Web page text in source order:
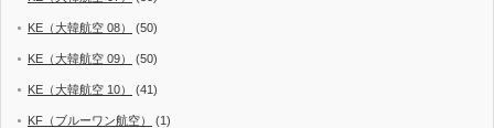
KE（大韓航空 08） (50)
KE（大韓航空 09） (50)
KE（大韓航空 10） (41)
KF（ブルーワン航空） (1)